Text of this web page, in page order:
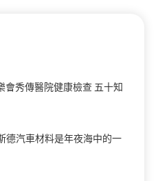
會秀傳醫院健康檢查 五十知
德汽車材料是年夜海中的一